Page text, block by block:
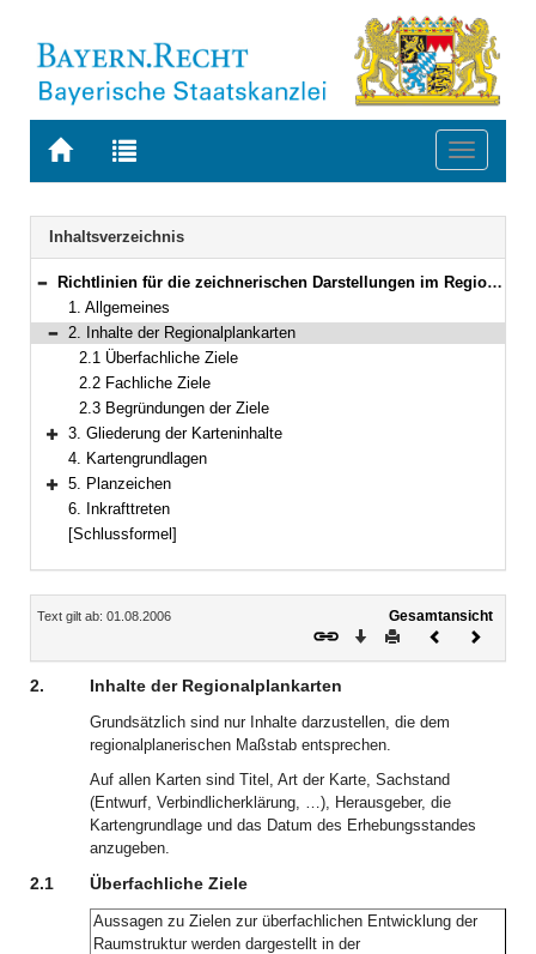
Zur
BAYERN.RECHT
Zur
letzten
Suche
Toggle
Navigation
Inhaltsverzeichnis
Bereich reduzieren
Richtlinien für die zeichnerischen Darstellungen im Regionalplan
1. Allgemeines
Bereich reduzieren
2. Inhalte der Regionalplankarten
2.1 Überfachliche Ziele
2.2 Fachliche Ziele
2.3 Begründungen der Ziele
Bereich erweitern
3. Gliederung der Karteninhalte
4. Kartengrundlagen
Bereich erweitern
5. Planzeichen
6. Inkrafttreten
[Schlussformel]
Inhalt
Text gilt ab: 01.08.2006
Gesamtansicht
Download
DruckenVorheriges
2. Inhalte der Regionalplankarten
Grundsätzlich sind nur Inhalte darzustellen, die dem
regionalplanerischen Maßstab entsprechen.
Auf allen Karten sind Titel, Art der Karte, Sachstand
(Entwurf, Verbindlicherklärung, …), Herausgeber, die
Kartengrundlage und das Datum des Erhebungsstandes
anzugeben.
2.1 Überfachliche Ziele
Aussagen zu Zielen zur überfachlichen Entwicklung der
Raumstruktur werden dargestellt in der